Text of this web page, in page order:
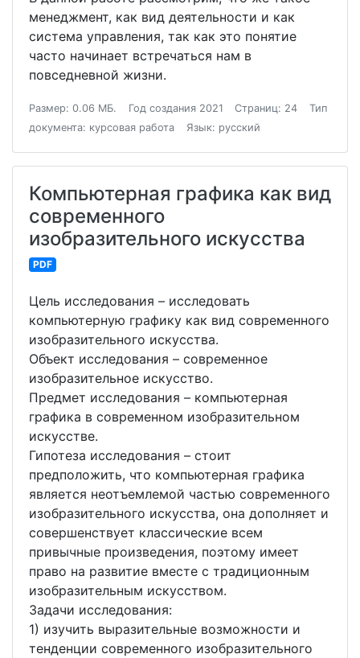
менеджмент, как вид деятельности и как
система управления, так как это понятие
часто начинает встречаться нам в
повседневной жизни.
Размер: 0.06 МБ. Год создания 2021 Страниц: 24
Тип
документа: курсовая работа
Язык: русский
Компьютерная графика как вид
современного
изобразительного искусства
PDF
Цель исследования – исследовать
компьютерную графику как вид современного
изобразительного искусства.
Объект исследования – современное
изобразительное искусство.
Предмет исследования – компьютерная
графика в современном изобразительном
искусстве.
Гипотеза исследования – стоит
предположить, что компьютерная графика
является неотъемлемой частью современного
изобразительного искусства, она дополняет и
совершенствует классические всем
привычные произведения, поэтому имеет
право на развитие вместе с традиционным
изобразительным искусством.
Задачи исследования:
1) изучить выразительные возможности и
тенденции современного изобразительного